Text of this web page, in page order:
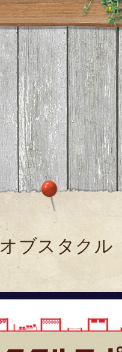
オブスタクル